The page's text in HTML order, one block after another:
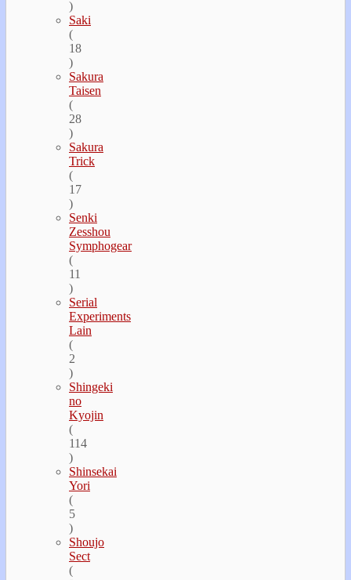
)
Saki
(
18
)
Sakura
Taisen
(
28
)
Sakura
Trick
(
17
)
Senki
Zesshou
Symphogear
(
11
)
Serial
Experiments
Lain
(
2
)
Shingeki
no
Kyojin
(
114
)
Shinsekai
Yori
(
5
)
Shoujo
Sect
(